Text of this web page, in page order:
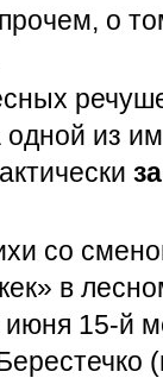
о
из
со
в
15-й